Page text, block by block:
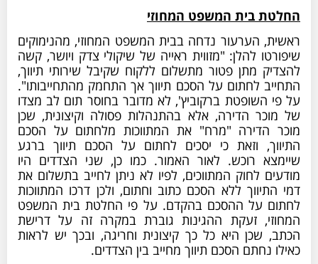
החלטת בית המשפט המחוזי
ראשית, הערעור נדחה בבית המשפט המחוזי, מהנימוקים
שיפורטו להלן: "מזווית ראייה של שיקולי צדק ויושר, קשה
להצדיק מתן פטור מתשלום ללקוח שקיבל שירותי תיווך,
התחייב לחתום על הסכם תיווך אך התחמק מהתחייבותו".
על פי השופטת ברקוביץ', לא מדובר בחוסר תום לב מצדו
של מוכר הדירה, אלא בהתנהלות פסולה וקיצונית, שכן
מוכר הדירה "מרח" את המתווכות מלחתום על הסכם
התיווך, וזאת כי יסכים לחתום על הסכם תיווך ברגע
שיימצא רוכש. לאור האמור. כמו כן, שני הצדדים היו
מודעים לחוק המתווכים, לפיו לא ניתן לחייב בתשלום את
דמי התיווך ללא הסכם כתוב וחתום, ולכן דרכו המתווכות
לחתום על ההסכם בהקדם. על פי החלטת בית המשפט
המחוזי, זעקת ההגינות גוברת במקרה זה על דרישת
הכתב, שכן היא כל כך קיצונית וחריגה, ובכך יש לראות
כאילו נחתם הסכם תיווך מחייב בין הצדדים.